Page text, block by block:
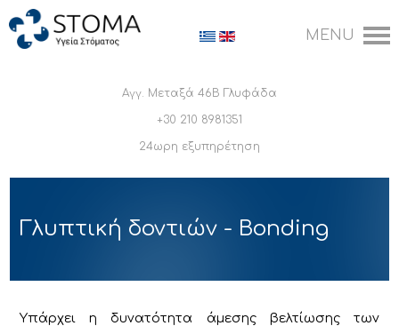
Αγγ. Μεταξά 46Β Γλυφάδα
+30 210 8981351
24ωρη εξυπηρέτηση
Γλυπτική δοντιών - Bonding
Υπάρχει η δυνατότητα άμεσης βελτίωσης των